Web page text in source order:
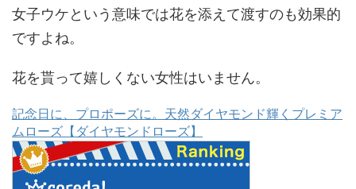
女子ウケという意味では花を添えて渡すのも効果的
ですよね。
花を貰って嬉しくない女性はいません。
記念日に、プロポーズに。天然ダイヤモンド輝くプレミア
ムローズ【ダイヤモンドローズ】